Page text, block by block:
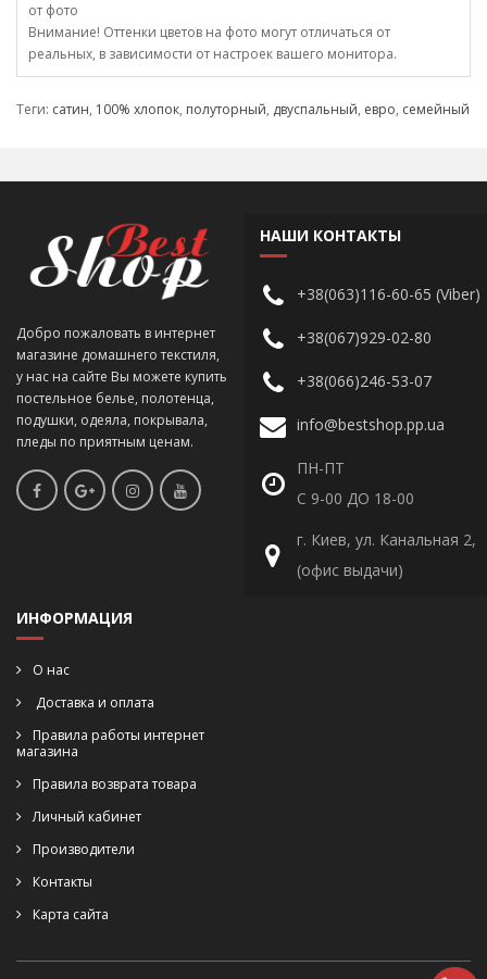
от фото
Внимание! Оттенки цветов на фото могут отличаться от
реальных, в зависимости от настроек вашего монитора.
Теги: сатин, 100% хлопок, полуторный, двуспальный, евро, семейный
Добро пожаловать в интернет
магазине домашнего текстиля,
у нас на сайте Вы можете купить
постельное белье, полотенца,
подушки, одеяла, покрывала,
пледы по приятным ценам.
НАШИ КОНТАКТЫ
+38(063)116-60-65 (Viber)
+38(067)929-02-80
+38(066)246-53-07
info@bestshop.pp.ua
ПН-ПТ
С 9-00 ДО 18-00
г. Киев, ул. Канальная 2,
(офис выдачи)
ИНФОРМАЦИЯ
О нас
Доставка и оплата
Правила работы интернет
магазина
Правила возврата товара
Личный кабинет
Производители
Контакты
Карта сайта